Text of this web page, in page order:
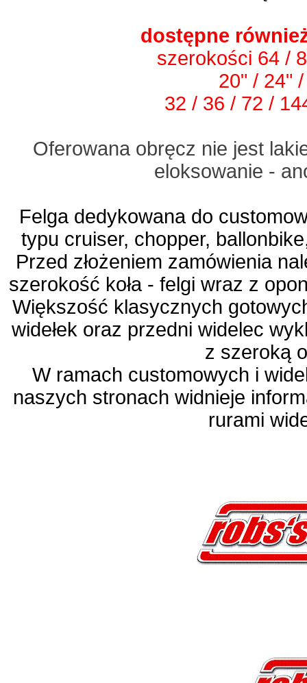
dostępne
szerokości 64 /
20" / 24"
32 / 36 / 72 /
Oferowana obręcz nie jest
eloksowanie -
Felga dedykowana do
typu cruiser, chopper,
Przed złożeniem zamówienia
szerokość koła - felgi wraz z
Większość klasycznych
widełek oraz przedni widelec
z szeroką
W ramach customowych i
naszych stronach widnieje
rurami